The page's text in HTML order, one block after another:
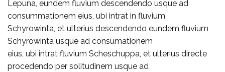
Lepuna, eundem fluvium descendendo usque ad
consummationem eius, ubi intrat in fluvium
Schyrowinta, et ulterius descendendo eundem fluvium
Schyrowinta usque ad consumationem
eius, ubi intrat fluvium Scheschuppa, et ulterius directe
procedendo per solitudinem usque ad